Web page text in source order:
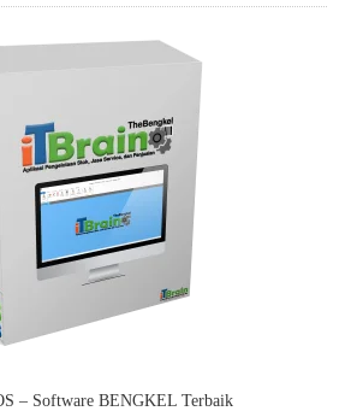
– Software BENGKEL Terbaik